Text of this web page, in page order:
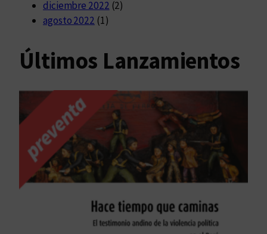
diciembre 2022 (2)
agosto 2022 (1)
Últimos Lanzamientos